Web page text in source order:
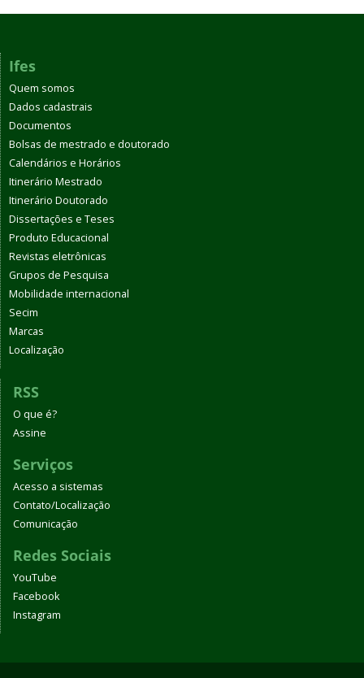
Ifes
Quem somos
Dados cadastrais
Documentos
Bolsas de mestrado e doutorado
Calendários e Horários
Itinerário Mestrado
Itinerário Doutorado
Dissertações e Teses
Produto Educacional
Revistas eletrônicas
Grupos de Pesquisa
Mobilidade internacional
Secim
Marcas
Localização
RSS
O que é?
Assine
Serviços
Acesso a sistemas
Contato/Localização
Comunicação
Redes Sociais
YouTube
Facebook
Instagram